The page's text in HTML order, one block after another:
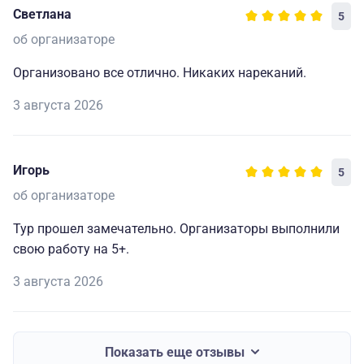
Светлана 5
об организаторе
Организовано все отлично. Никаких нареканий.
3 августа 2026
Игорь 5
об организаторе
Тур прошел замечательно. Организаторы выполнили
свою работу на 5+.
3 августа 2026
Показать еще отзывы